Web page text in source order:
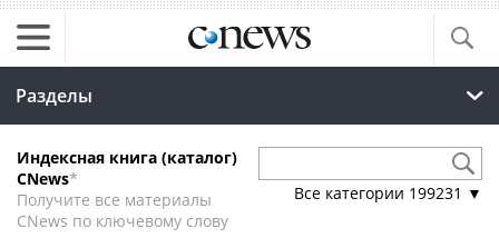
Разделы
Индексная книга (каталог)
CNews*
Получите все материалы
CNews по ключевому слову
Все категории 199231 ▼